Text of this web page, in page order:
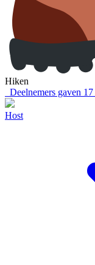
Hiken
Deelnemers gaven 17
Host